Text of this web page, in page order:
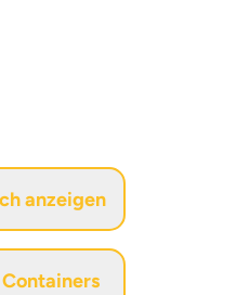
anzeigen